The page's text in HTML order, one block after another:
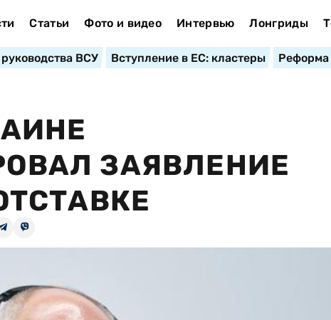
Статьи Фото и видео Интервью Лонгриды
ВСУ Вступление в ЕС: кластеры
ЗАЯВЛЕНИЕ